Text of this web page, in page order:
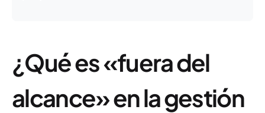
¿Qué es «fuera del
alcance» en la gestión